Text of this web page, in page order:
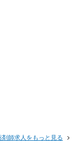
剤師求人をもっと見る